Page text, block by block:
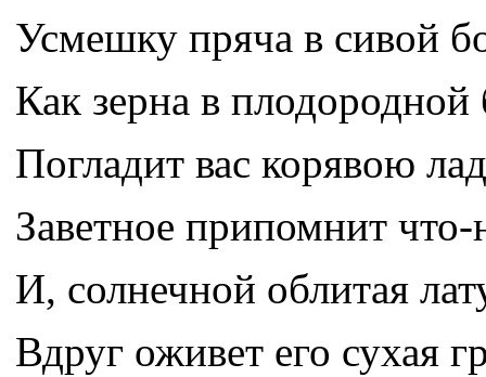
Усмешку пряча в сивой
Как зерна в плодородной
Погладит вас корявою
Заветное припомнит что-
И, солнечной облитая
Вдруг оживет его сухая